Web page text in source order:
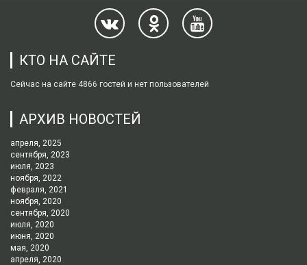
КТО НА САЙТЕ
Сейчас на сайте 4866 гостей и нет пользователей
АРХИВ НОВОСТЕЙ
апреля, 2025
сентября, 2023
июля, 2023
ноября, 2022
февраля, 2021
ноября, 2020
сентября, 2020
июля, 2020
июня, 2020
мая, 2020
апреля, 2020